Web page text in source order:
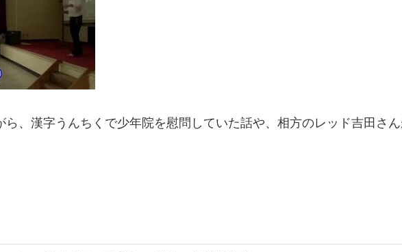
ら、漢字うんちくで少年院を慰問していた話や、相方のレッド吉田さ